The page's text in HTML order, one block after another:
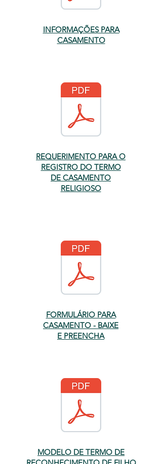
INFORMAÇÕES PARA
CASAMENTO
REQUERIMENTO PARA O
REGISTRO DO TERMO
DE CASAMENTO
RELIGIOSO
FORMULÁRIO PARA
CASAMENTO - BAIXE
E PREENCHA
MODELO DE TERMO DE